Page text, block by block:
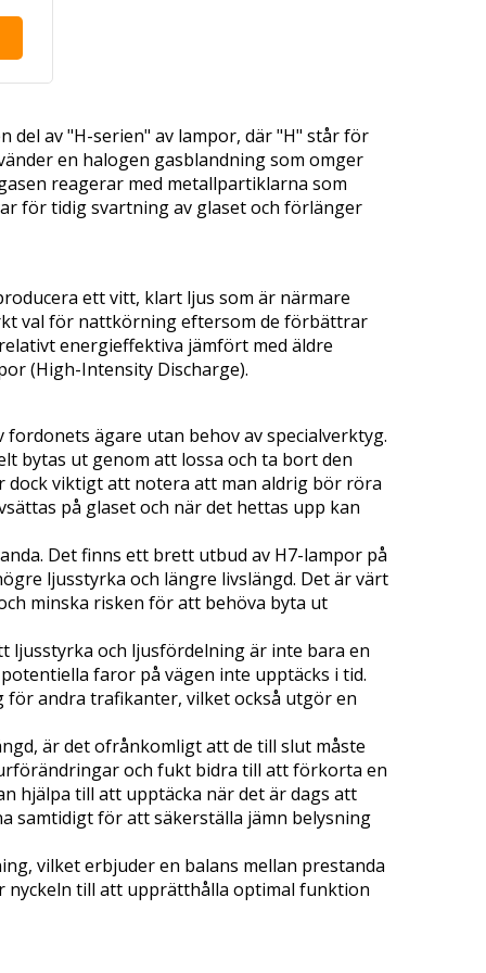
del av "H-serien" av lampor, där "H" står för
en halogen gasblandning som omger
reagerar med metallpartiklarna som
för tidig svartning av glaset och förlänger
ett vitt, klart ljus som är närmare
val för nattkörning eftersom de förbättrar
energieffektiva jämfört med äldre
(High-Intensity Discharge).
ägare utan behov av specialverktyg.
bytas ut genom att lossa och ta bort den
dock viktigt att notera att man aldrig bör röra
på glaset och när det hettas upp kan
Det finns ett brett utbud av H7-lampor på
ljusstyrka och längre livslängd. Det är värt
minska risken för att behöva byta ut
ljusstyrka och ljusfördelning är inte bara en
faror på vägen inte upptäcks i tid.
andra trafikanter, vilket också utgör en
är det ofrånkomligt att de till slut måste
och fukt bidra till att förkorta en
hjälpa till att upptäcka när det är dags att
samtidigt för att säkerställa jämn belysning
vilket erbjuder en balans mellan prestanda
nyckeln till att upprätthålla optimal funktion